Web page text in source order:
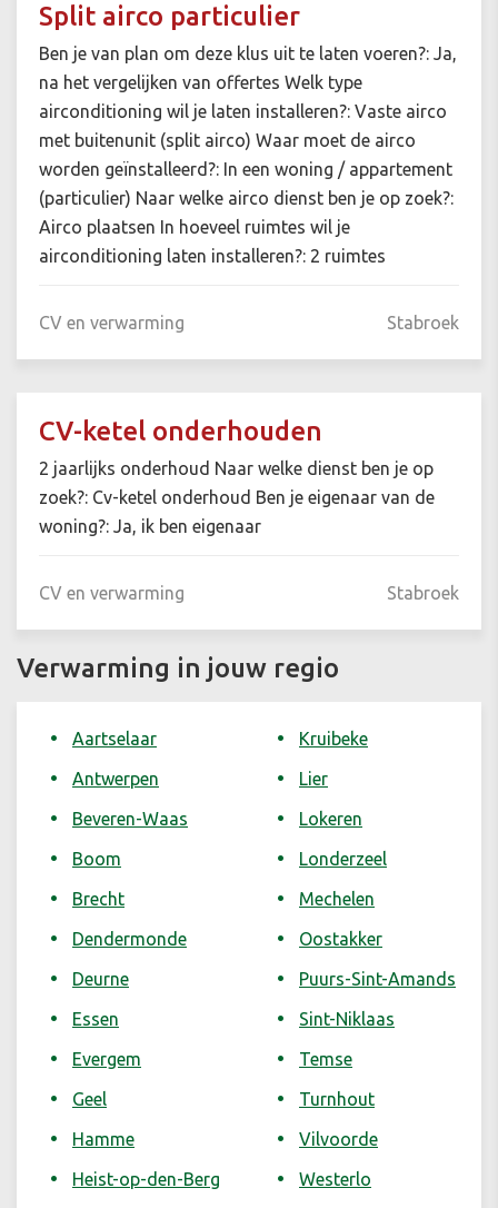
Split airco particulier
Ben je van plan om deze klus uit te laten voeren?: Ja,
na het vergelijken van offertes Welk type
airconditioning wil je laten installeren?: Vaste airco
met buitenunit (split airco) Waar moet de airco
worden geïnstalleerd?: In een woning / appartement
(particulier) Naar welke airco dienst ben je op zoek?:
Airco plaatsen In hoeveel ruimtes wil je
airconditioning laten installeren?: 2 ruimtes
CV en verwarming Stabroek
CV-ketel onderhouden
2 jaarlijks onderhoud Naar welke dienst ben je op
zoek?: Cv-ketel onderhoud Ben je eigenaar van de
woning?: Ja, ik ben eigenaar
CV en verwarming Stabroek
Verwarming in jouw regio
Aartselaar
Antwerpen
Beveren-Waas
Boom
Brecht
Dendermonde
Deurne
Essen
Evergem
Geel
Hamme
Heist-op-den-Berg
Kruibeke
Lier
Lokeren
Londerzeel
Mechelen
Oostakker
Puurs-Sint-Amands
Sint-Niklaas
Temse
Turnhout
Vilvoorde
Westerlo